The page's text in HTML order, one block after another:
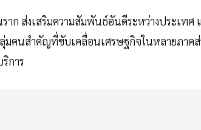
าก ส่งเสริมความสัมพันธ์อันดีระหว่างประเทศ
คนสำคัญที่ขับเคลื่อนเศรษฐกิจในหลายภาคส่
การ